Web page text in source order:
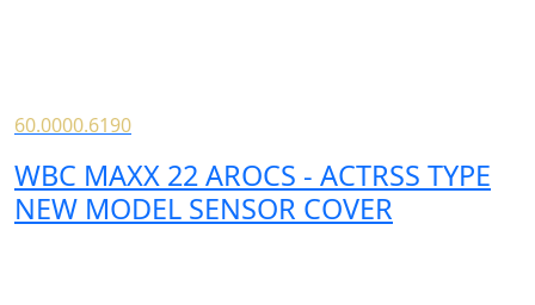
60.0000.6190
WBC MAXX 22 AROCS - ACTRSS TYPE
NEW MODEL SENSOR COVER